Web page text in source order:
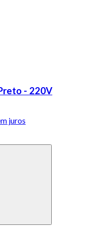
- 220V
juros